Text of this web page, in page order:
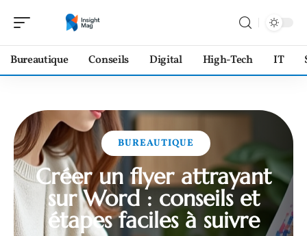
Bureautique Conseils Digital High-Tech IT
BUREAUTIQUE
Créer un flyer attrayant
sur Word : conseils et
étapes faciles à suivre